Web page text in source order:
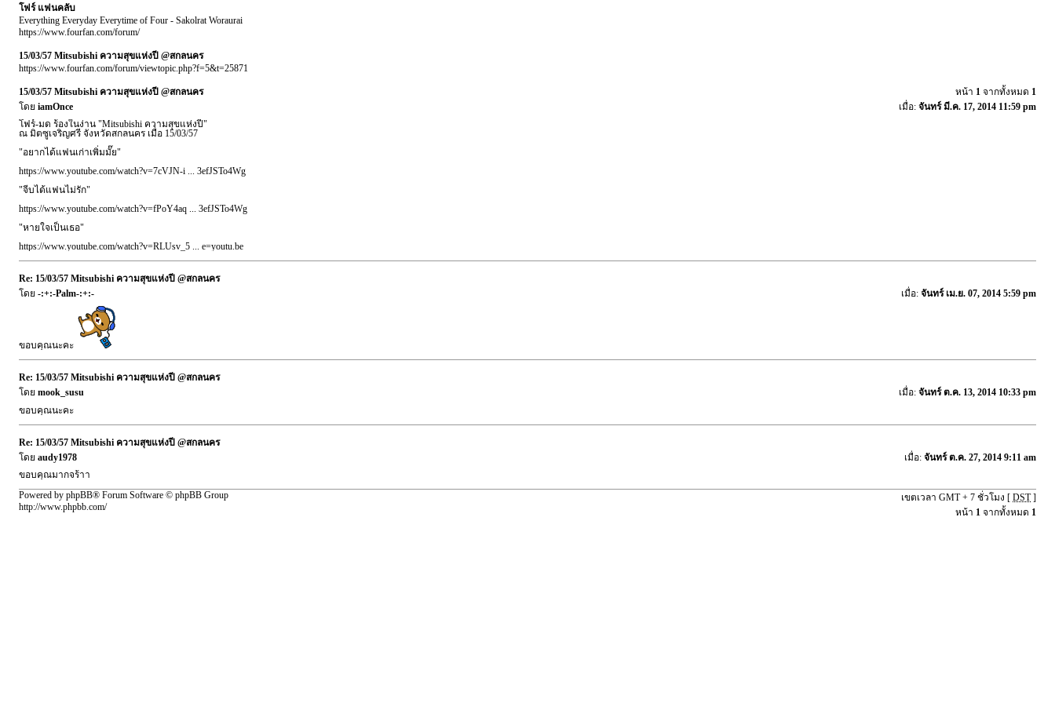
โฟร์ แฟนคลับ
Everything Everyday Everytime of Four - Sakolrat Woraurai
https://www.fourfan.com/forum/
15/03/57 Mitsubishi ความสุขแห่งปี @สกลนคร
https://www.fourfan.com/forum/viewtopic.php?f=5&t=25871
หน้า 1 จากทั้งหมด 1
15/03/57 Mitsubishi ความสุขแห่งปี @สกลนคร
เมื่อ: จันทร์ มี.ค. 17, 2014 11:59 pm
โดย iamOnce
โฟร์-มด ร้องในง่าน "Mitsubishi ความสุขแห่งปี"
ณ มิตซูเจริญศรี จังหวัดสกลนคร เมื่อ 15/03/57
"อยากได้แฟนเก่าเพิ่มมั๊ย"
https://www.youtube.com/watch?v=7cVJN-i ... 3efJSTo4Wg
"จีบได้แฟนไม่รัก"
https://www.youtube.com/watch?v=fPoY4aq ... 3efJSTo4Wg
"หายใจเป็นเธอ"
https://www.youtube.com/watch?v=RLUsv_5 ... e=youtu.be
Re: 15/03/57 Mitsubishi ความสุขแห่งปี @สกลนคร
เมื่อ: จันทร์ เม.ย. 07, 2014 5:59 pm
โดย -:+:-Palm-:+:-
ขอบคุณนะคะ
Re: 15/03/57 Mitsubishi ความสุขแห่งปี @สกลนคร
เมื่อ: จันทร์ ต.ค. 13, 2014 10:33 pm
โดย mook_susu
ขอบคุณนะคะ
Re: 15/03/57 Mitsubishi ความสุขแห่งปี @สกลนคร
เมื่อ: จันทร์ ต.ค. 27, 2014 9:11 am
โดย audy1978
ขอบคุณมากจร้าา
เขตเวลา GMT + 7 ชั่วโมง [ DST]
หน้า 1 จากทั้งหมด 1
Powered by phpBB® Forum Software © phpBB Group
http://www.phpbb.com/